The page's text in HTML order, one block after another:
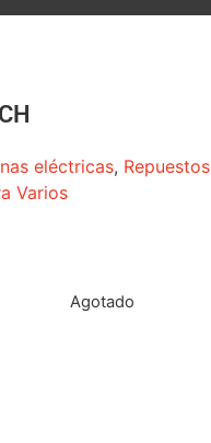
eléctricas, Repuestos
Varios
Agotado